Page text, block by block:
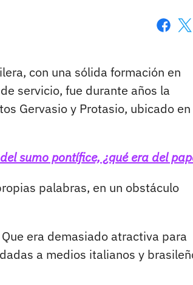
con una sólida formación en
servicio, fue durante años la
Gervasio y Protasio, ubicado en
sumo pontífice, ¿qué era del
palabras, en un obstáculo
Que era demasiado atractiva para
a medios italianos y